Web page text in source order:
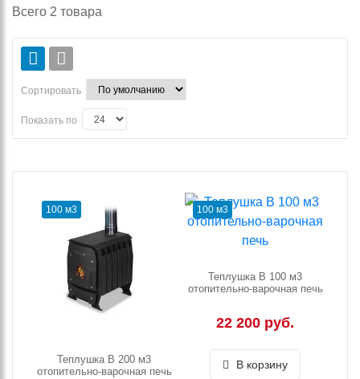
Всего 2 товара
Сортировать
Показать по
100 м3
Теплушка В 200 м3
отопительно-варочная печь
100 м3
Теплушка В 100 м3
отопительно-варочная печь
22 200 руб.
В корзину